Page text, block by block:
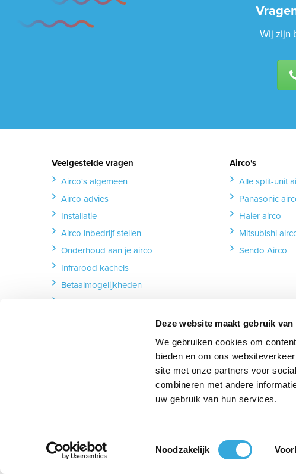
Deze website maakt gebruik van
We gebruiken cookies om
bieden en om ons
site met onze partners voor
combineren met andere
uw gebruik van hun services.
Toestemmingsselectie
Noodzakelijk
Wij zijn
Veelgestelde vragen
Airco's algemeen
Airco advies
Installatie
Airco inbedrijf stellen
Onderhoud aan je airco
Infrarood kachels
Betaalmogelijkheden
Airco's
Alle split-unit
Panasonic
Haier airco
Mitsubishi
Sendo Airco